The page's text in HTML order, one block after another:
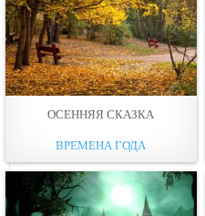
ОСЕННЯЯ СКАЗКА
ВРЕМЕНА ГОДА